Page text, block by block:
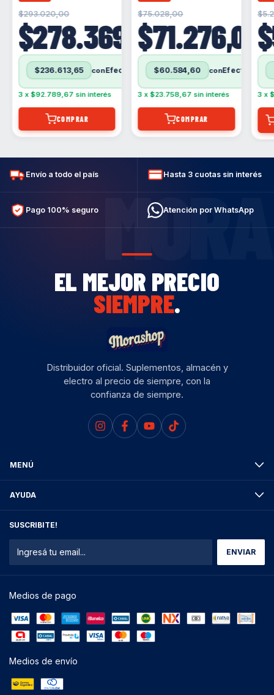
$278.369,00
$293.020,00
$236.613,65 con
3 x $92.789,67 sin interés
COMPRAR
$71.276,00
$75.028,00
$60.584,60 con
3 x$23.758,67 sin interés
COMPRAR
3 x
MORA
Envío a todo el país Hasta 3 cuotas sin interés
Pago 100% seguro Atención por WhatsApp
EL MEJOR PRECIO
SIEMPRE.
Distribuidor oficial. Suplementos, almacén y
electro al precio de siempre, con la
confianza de siempre.
MENÚ
AYUDA
SUSCRIBITE!
Medios de pago
Medios de envío